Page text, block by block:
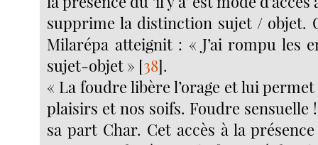
supprime la distinction sujet / objet.
Milarépa atteignit : « J’ai rompu les
sujet-objet » [38].
« La foudre libère l’orage et lui
plaisirs et nos soifs. Foudre sensuelle
sa part Char. Cet accès à la